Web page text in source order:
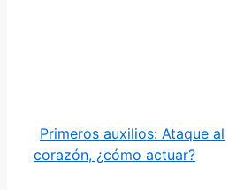
Primeros auxilios: Ataque al
corazón, ¿cómo actuar?